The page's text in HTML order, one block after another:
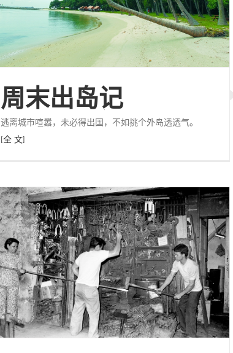
周末出岛记
逃离城市喧嚣，未必得出国，不如挑个外岛透透气。
[全 文]